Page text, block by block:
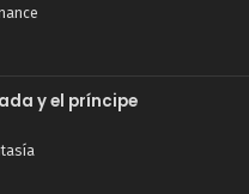
y el príncipe